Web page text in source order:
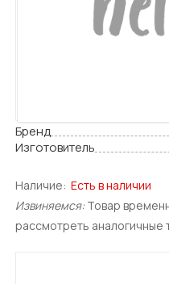
Бренд
Изготовитель
Наличие: Есть в наличии
Извиняемся: Товар
рассмотреть аналогичные